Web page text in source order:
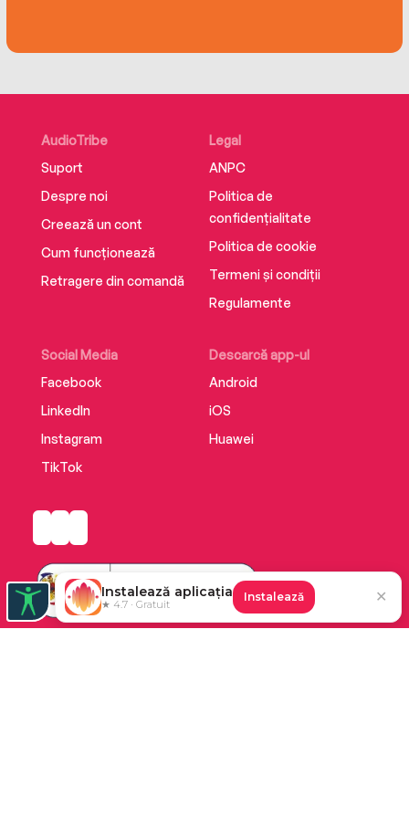
AudioTribe
Suport
Despre noi
Creează un cont
Cum funcționează
Retragere din comandă
Social Media
Facebook
LinkedIn
Instagram
TikTok
Descarcă app-ul
Android
iOS
Huawei
Legal
ANPC
Politica de
confidențialitate
Politica de cookie
Termeni și condiții
Regulamente
Instalează aplicația
★ 4.7 · Gratuit
Instalează ✕